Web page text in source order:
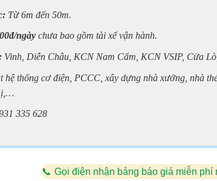
Từ 6m đến 50m.
ngàychưa bao gồm tài xế vận hành.
Vinh, Diễn Châu, KCN Nam Cấm, KCN VSIP, Cửa
hệ thống cơ điện, PCCC, xây dựng nhà xưởng, nhà
335 628
Gọi điện nhận bảng báo giá miễn phí